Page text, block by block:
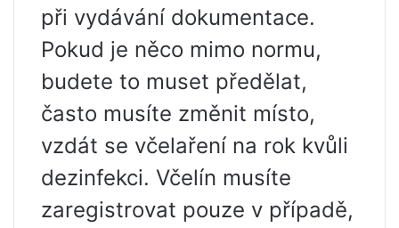
při vydávání dokumentace.
Pokud je něco mimo normu,
budete to muset předělat,
často musíte změnit místo,
vzdát se včelaření na rok kvůli
dezinfekci. Včelín musíte
zaregistrovat pouze v případě,